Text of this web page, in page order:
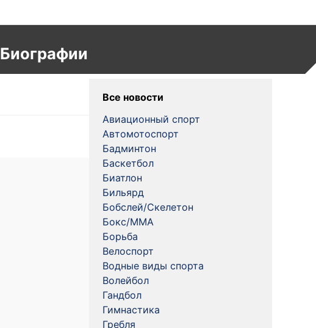
Биографии
Все новости
Авиационный спорт
Автомотоспорт
Бадминтон
Баскетбол
Биатлон
Бильярд
Бобслей/Скелетон
Бокс/MMA
Борьба
Велоспорт
Водные виды спорта
Волейбол
Гандбол
Гимнастика
Гребля